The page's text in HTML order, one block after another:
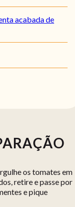
acabada de
os tomates em
retire e passe por
e pique